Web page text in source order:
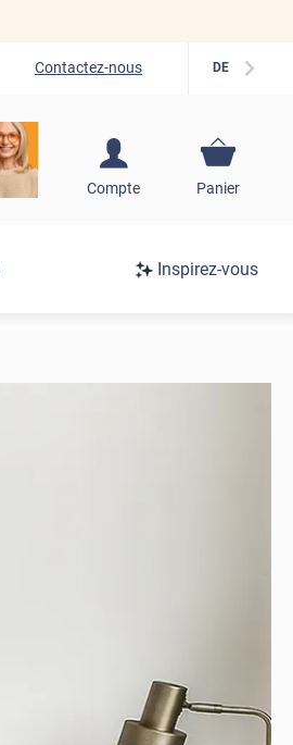
Contactez-nous DE
Compte
S'inscrire / Se
Panier
Inspirez-vous